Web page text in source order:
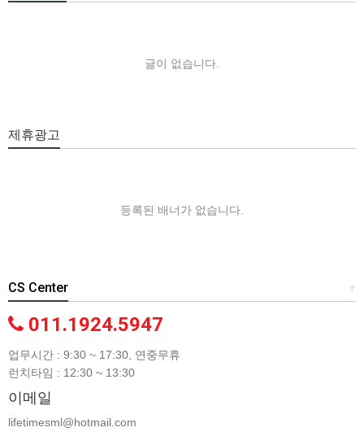
글이 없습니다.
제휴광고
등록된 배너가 없습니다.
+
CS Center
011.1924.5947
업무시간 : 9:30 ~ 17:30, 연중무휴
런치타임 : 12:30 ~ 13:30
이메일
lifetimesml@hotmail.com